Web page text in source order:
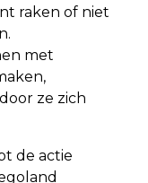
raken of niet
met
ze zich
de actie